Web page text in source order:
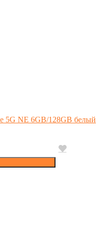
5G NE 6GB/128GB белый